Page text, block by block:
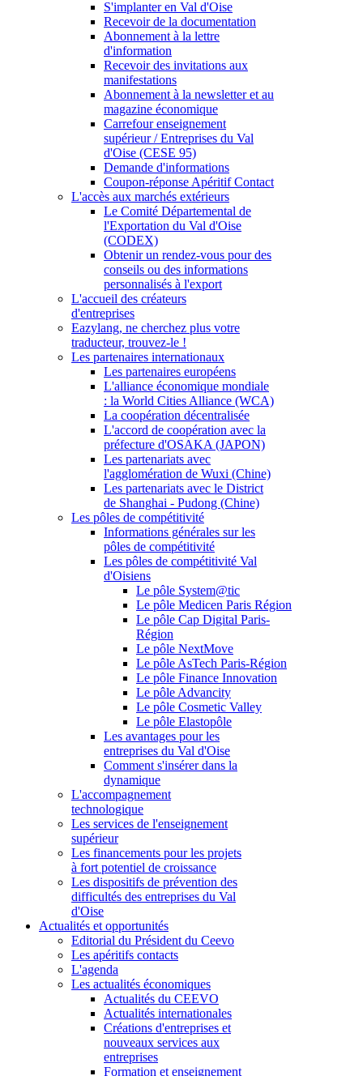
S'implanter en Val d'Oise
Recevoir de la documentation
Abonnement à la lettre
d'information
Recevoir des invitations aux
manifestations
Abonnement à la newsletter et au
magazine économique
Carrefour enseignement
supérieur / Entreprises du Val
d'Oise (CESE 95)
Demande d'informations
Coupon-réponse Apéritif Contact
L'accès aux marchés extérieurs
Le Comité Départemental de
l'Exportation du Val d'Oise
(CODEX)
Obtenir un rendez-vous pour des
conseils ou des informations
personnalisés à l'export
L'accueil des créateurs
d'entreprises
Eazylang, ne cherchez plus votre
traducteur, trouvez-le !
Les partenaires internationaux
Les partenaires européens
L'alliance économique mondiale
: la World Cities Alliance (WCA)
La coopération décentralisée
L'accord de coopération avec la
préfecture d'OSAKA (JAPON)
Les partenariats avec
l'agglomération de Wuxi (Chine)
Les partenariats avec le District
de Shanghai - Pudong (Chine)
Les pôles de compétitivité
Informations générales sur les
pôles de compétitivité
Les pôles de compétitivité Val
d'Oisiens
Le pôle System@tic
Le pôle Medicen Paris Région
Le pôle Cap Digital Paris-
Région
Le pôle NextMove
Le pôle AsTech Paris-Région
Le pôle Finance Innovation
Le pôle Advancity
Le pôle Cosmetic Valley
Le pôle Elastopôle
Les avantages pour les
entreprises du Val d'Oise
Comment s'insérer dans la
dynamique
L'accompagnement
technologique
Les services de l'enseignement
supérieur
Les financements pour les projets
à fort potentiel de croissance
Les dispositifs de prévention des
difficultés des entreprises du Val
d'Oise
Actualités et opportunités
Editorial du Président du Ceevo
Les apéritifs contacts
L'agenda
Les actualités économiques
Actualités du CEEVO
Actualités internationales
Créations d'entreprises et
nouveaux services aux
entreprises
Formation et enseignement